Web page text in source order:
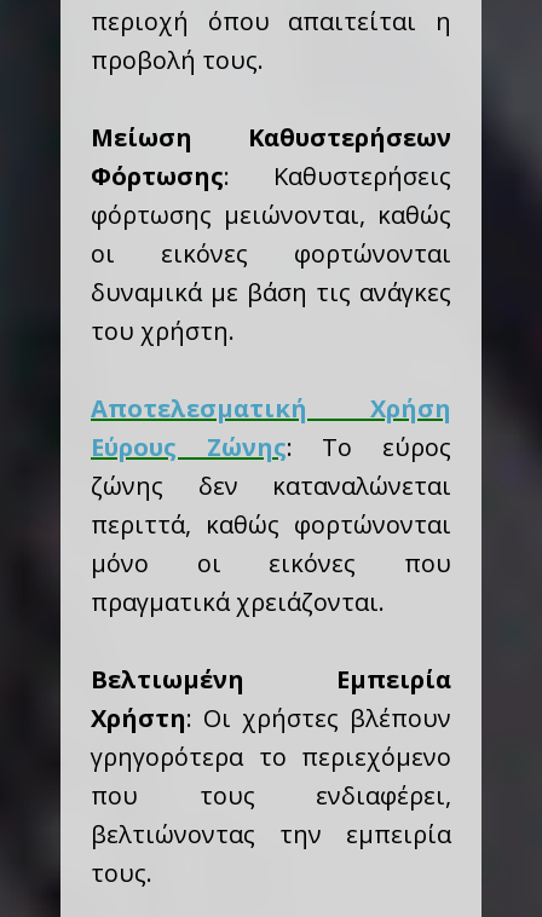
περιοχή όπου απαιτείται η
προβολή τους.
Μείωση Καθυστερήσεων
Φόρτωσης: Καθυστερήσεις
φόρτωσης μειώνονται, καθώς
οι εικόνες φορτώνονται
δυναμικά με βάση τις ανάγκες
του χρήστη.
Αποτελεσματική Χρήση
Εύρους Ζώνης: Το εύρος
ζώνης δεν καταναλώνεται
περιττά, καθώς φορτώνονται
μόνο οι εικόνες που
πραγματικά χρειάζονται.
Βελτιωμένη Εμπειρία
Χρήστη: Οι χρήστες βλέπουν
γρηγορότερα το περιεχόμενο
που τους ενδιαφέρει,
βελτιώνοντας την εμπειρία
τους.